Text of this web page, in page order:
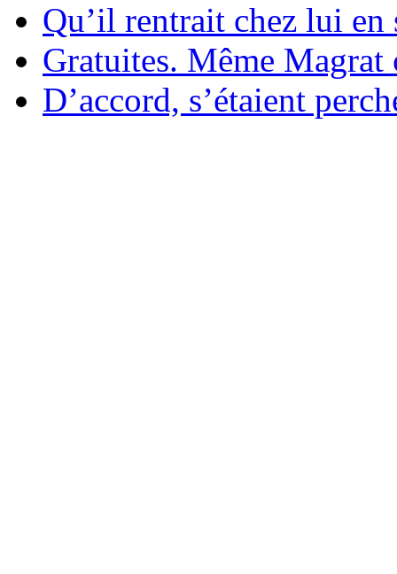
Qu’il rentrait chez lui en
Gratuites. Même Magrat
D’accord, s’étaient